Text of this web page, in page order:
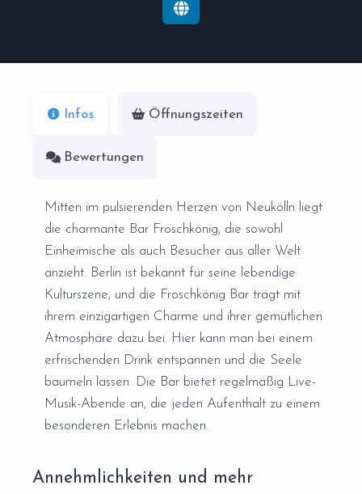
Infos Öffnungszeiten
Bewertungen
Mitten im pulsierenden Herzen von Neukölln liegt
die charmante Bar Froschkönig, die sowohl
Einheimische als auch Besucher aus aller Welt
anzieht. Berlin ist bekannt für seine lebendige
Kulturszene, und die Froschkönig Bar trägt mit
ihrem einzigartigen Charme und ihrer gemütlichen
Atmosphäre dazu bei. Hier kann man bei einem
erfrischenden Drink entspannen und die Seele
baumeln lassen. Die Bar bietet regelmäßig Live-
Musik-Abende an, die jeden Aufenthalt zu einem
besonderen Erlebnis machen.
Annehmlichkeiten und mehr